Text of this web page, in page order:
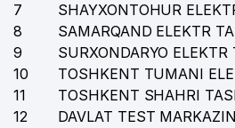
7
SHAYXONTOHUR
8
SAMARQAND ELEKTR
9
SURXONDARYO
10
TOSHKENT TUMANI
11
TOSHKENT SHAHRI
12
DAVLAT TEST